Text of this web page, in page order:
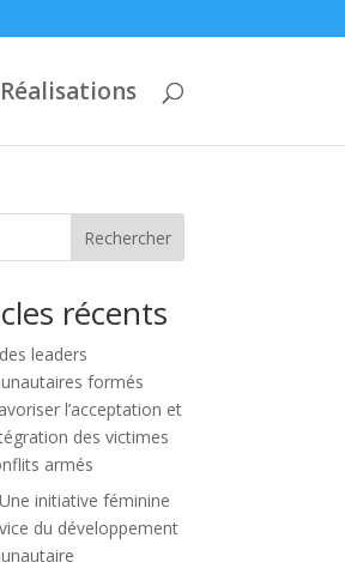
Réalisations
Rechercher
récents
leaders
formés
l’acceptation et
des victimes
armés
initiative féminine
du développement